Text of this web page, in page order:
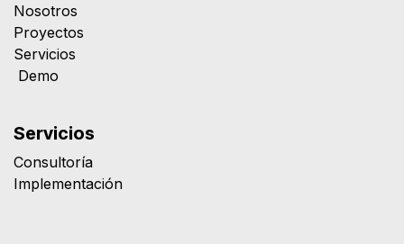
Nosotros
Proyectos
Servicios
Demo
Servicios
Consultoría
Implementación